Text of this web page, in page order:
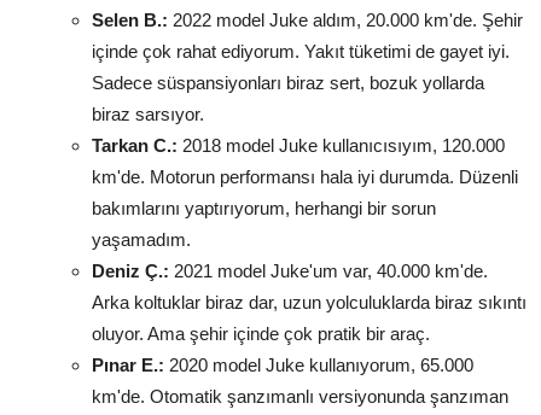
Selen B.: 2022 model Juke aldım, 20.000 km'de. Şehir
içinde çok rahat ediyorum. Yakıt tüketimi de gayet iyi.
Sadece süspansiyonları biraz sert, bozuk yollarda
biraz sarsıyor.
Tarkan C.: 2018 model Juke kullanıcısıyım, 120.000
km'de. Motorun performansı hala iyi durumda. Düzenli
bakımlarını yaptırıyorum, herhangi bir sorun
yaşamadım.
Deniz Ç.: 2021 model Juke'um var, 40.000 km'de.
Arka koltuklar biraz dar, uzun yolculuklarda biraz sıkıntı
oluyor. Ama şehir içinde çok pratik bir araç.
Pınar E.: 2020 model Juke kullanıyorum, 65.000
km'de. Otomatik şanzımanlı versiyonunda şanzıman